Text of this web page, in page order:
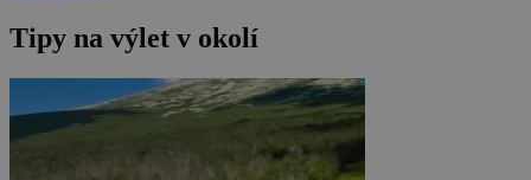
Tipy na výlet v okolí